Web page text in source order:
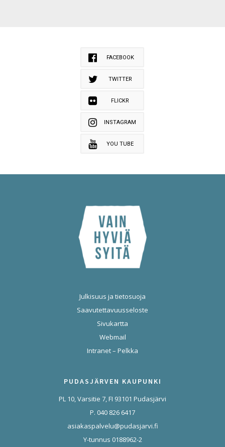
FACEBOOK
TWITTER
FLICKR
INSTAGRAM
YOU TUBE
Julkisuus ja tietosuoja
Saavutettavuusseloste
Sivukartta
Webmail
Intranet – Pelkka
PUDASJÄRVEN KAUPUNKI
PL 10, Varsitie 7, FI 93101 Pudasjärvi
P. 040 826 6417
asiakaspalvelu@pudasjarvi.fi
Y-tunnus 0188962-2